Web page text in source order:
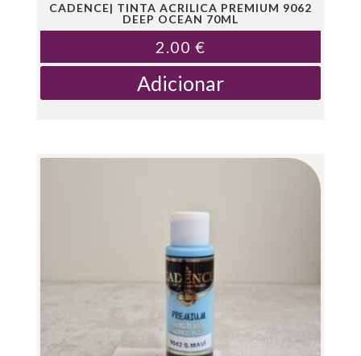
CADENCE| TINTA ACRILICA PREMIUM 9062
DEEP OCEAN 70ML
2.00 €
Adicionar